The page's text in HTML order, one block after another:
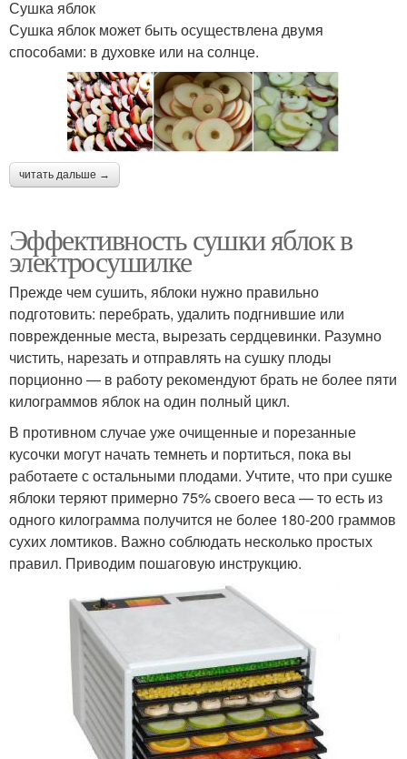
Сушка яблок
Сушка яблок может быть осуществлена двумя
способами: в духовке или на солнце.
читать дальше →
Эффективность сушки яблок в
электросушилке
Прежде чем сушить, яблоки нужно правильно
подготовить: перебрать, удалить подгнившие или
поврежденные места, вырезать сердцевинки. Разумно
чистить, нарезать и отправлять на сушку плоды
порционно — в работу рекомендуют брать не более пяти
килограммов яблок на один полный цикл.
В противном случае уже очищенные и порезанные
кусочки могут начать темнеть и портиться, пока вы
работаете с остальными плодами. Учтите, что при сушке
яблоки теряют примерно 75% своего веса — то есть из
одного килограмма получится не более 180-200 граммов
сухих ломтиков. Важно соблюдать несколько простых
правил. Приводим пошаговую инструкцию.